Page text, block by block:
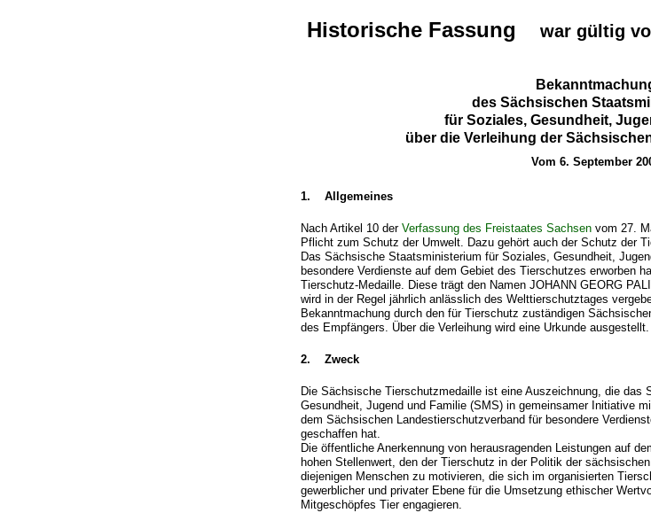
Historische Fassung war gültig
des Sächsischen
für Soziales, Gesundheit,
über die Verleihung der
Vom 6. September
1. Allgemeines
Nach Artikel 10 derVerfassung des Freistaates Sachsen vom 27.
Pflicht zum Schutz der Umwelt. Dazu gehört auch der Schutz der
Das Sächsische Staatsministerium für Soziales, Gesundheit,
besondere Verdienste auf dem Gebiet des Tierschutzes erworben
Tierschutz-Medaille. Diese trägt den Namen JOHANN GEORG
wird in der Regel jährlich anlässlich des Welttierschutztages
Bekanntmachung durch den für Tierschutz zuständigen
des Empfängers. Über die Verleihung wird eine Urkunde ausgestellt.
2. Zweck
Die Sächsische Tierschutzmedaille ist eine Auszeichnung, die
Gesundheit, Jugend und Familie (SMS) in gemeinsamer Initiative
dem Sächsischen Landestierschutzverband für besondere
geschaffen hat.
Die öffentliche Anerkennung von herausragenden Leistungen auf
hohen Stellenwert, den der Tierschutz in der Politik der
diejenigen Menschen zu motivieren, die sich im organisierten
gewerblicher und privater Ebene für die Umsetzung ethischer
Mitgeschöpfes Tier engagieren.